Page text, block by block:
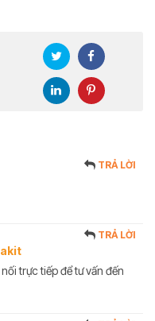
TRẢ LỜI
TRẢ LỜI
trực tiếp để tư vấn đến